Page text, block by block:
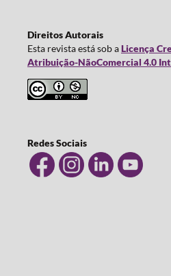
Direitos Autorais
Esta revista está sob aLicença
Atribuição-NãoComercial 4.0
Redes Sociais